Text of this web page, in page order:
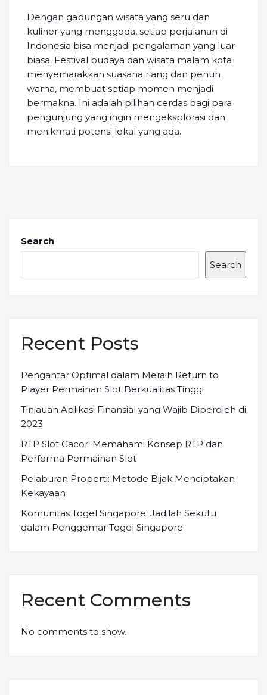
Dengan gabungan wisata yang seru dan
kuliner yang menggoda, setiap perjalanan di
Indonesia bisa menjadi pengalaman yang luar
biasa. Festival budaya dan wisata malam kota
menyemarakkan suasana riang dan penuh
warna, membuat setiap momen menjadi
bermakna. Ini adalah pilihan cerdas bagi para
pengunjung yang ingin mengeksplorasi dan
menikmati potensi lokal yang ada.
Search
Search
Recent Posts
Pengantar Optimal dalam Meraih Return to
Player Permainan Slot Berkualitas Tinggi
Tinjauan Aplikasi Finansial yang Wajib Diperoleh di
2023
RTP Slot Gacor: Memahami Konsep RTP dan
Performa Permainan Slot
Pelaburan Properti: Metode Bijak Menciptakan
Kekayaan
Komunitas Togel Singapore: Jadilah Sekutu
dalam Penggemar Togel Singapore
Recent Comments
No comments to show.